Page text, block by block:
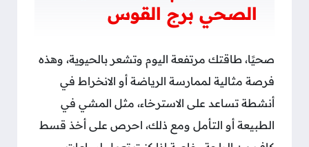
الصحي برج القوس
صحيًا، طاقتك مرتفعة اليوم وتشعر بالحيوية، وهذه
فرصة مثالية لممارسة الرياضة أو الانخراط في
أنشطة تساعد على الاسترخاء، مثل المشي في
الطبيعة أو التأمل ومع ذلك، احرص على أخذ قسط